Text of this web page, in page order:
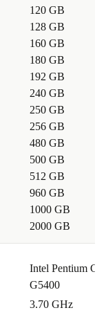
120 GB
128 GB
160 GB
180 GB
192 GB
240 GB
250 GB
256 GB
480 GB
500 GB
512 GB
960 GB
1000 GB
2000 GB
Intel Pentium
G5400
3.70 GHz